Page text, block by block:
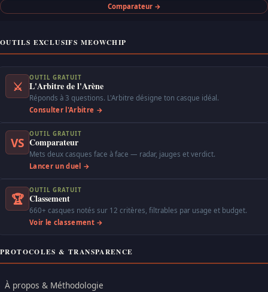
Comparateur →
OUTILS EXCLUSIFS MEOWCHIP
⚔
OUTIL GRATUIT
L'Arbitre de l'Arène
Réponds à 3 questions. L'Arbitre désigne ton casque idéal.
Consulter l'Arbitre →
VS
OUTIL GRATUIT
Comparateur
Mets deux casques face à face — radar, jauges et verdict.
Lancer un duel →
🏆
OUTIL GRATUIT
Classement
660+ casques notés sur 12 critères, filtrables par usage et budget.
Voir le classement →
PROTOCOLES & TRANSPARENCE
À propos & Méthodologie